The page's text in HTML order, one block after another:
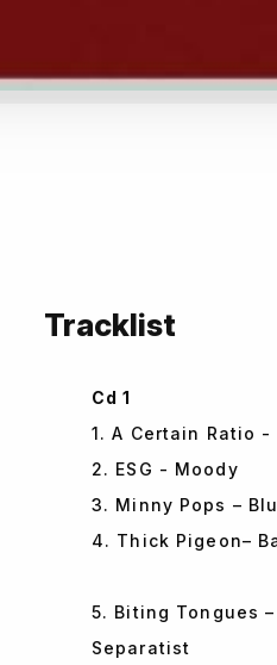
Tracklist
Cd 1
1. A Certain Ratio -
2. ESG - Moody
3. Minny Pops –
4. Thick Pigeon–
5. Biting Tongues
Separatist